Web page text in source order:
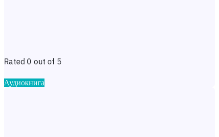
Rated 0 out of 5
Аудиокнига